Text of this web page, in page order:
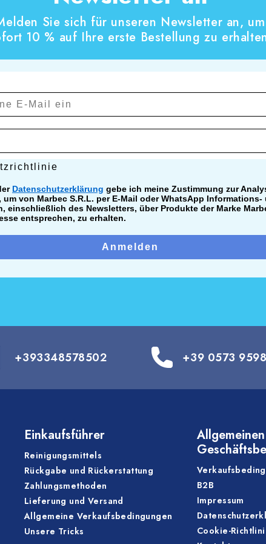
Konzentrat zur schonenden
Sie sich für unseren Newsletter an, um
10 % auf Ihre erste Bestellung zu
Datenschutzerklärung gebe ich meine Zustimmung zur
um von Marbec S.R.L. per E-Mail oder WhatsApp Informations-
einschließlich des Newsletters, über Produkte der Marke
entsprechen, zu erhalten.
Anmelden
+393348578502 +39 0573
Einkaufsführer
Reinigungsmittels
Rückgabe und Rückerstattung
Zahlungsmethoden
Lieferung und Versand
Allgemeine Verkaufsbedingungen
Unsere Tricks
Allgemeinen
B2B
Impressum
Cookie-